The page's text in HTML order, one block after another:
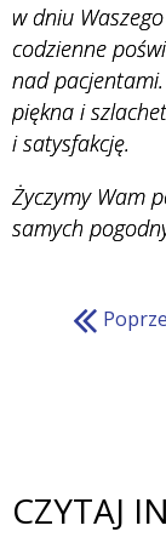
w dniu
codzienne
nad pacjentami.
piękna i
i satysfakcję.
Życzymy Wam
samych
CZYTAJ